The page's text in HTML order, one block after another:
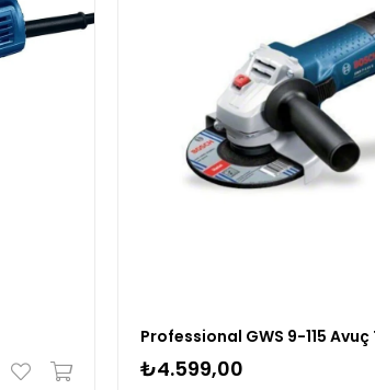
Professional GWS 9-115
₺4.599,00